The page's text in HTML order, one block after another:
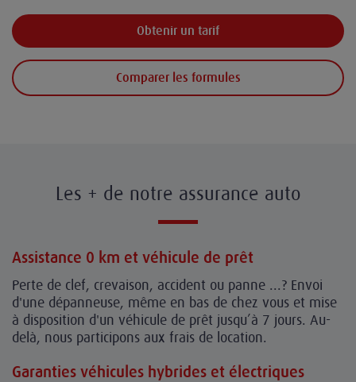
Obtenir un tarif
Comparer les formules
Les + de notre assurance auto
Assistance 0 km et véhicule de prêt
Perte de clef, crevaison, accident ou panne ...? Envoi
d'une dépanneuse, même en bas de chez vous et mise
à disposition d'un véhicule de prêt jusqu’à 7 jours. Au-
delà, nous participons aux frais de location.
Garanties véhicules hybrides et électriques